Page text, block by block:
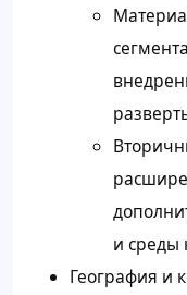
и среды
География и